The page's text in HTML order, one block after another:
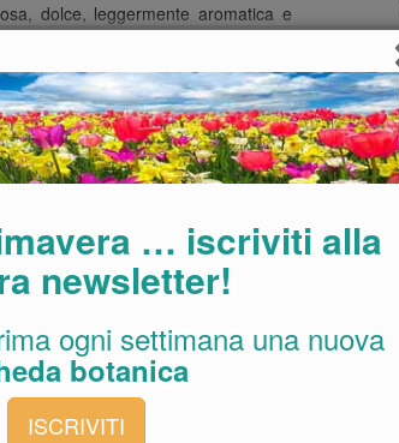
dolce, leggermente aromatica e
a seconda della zona climatica.
che ricorda il gusto della pera.
e sono dolci e succose.
con polpa bianco-crema e
della varietà ´Hosui´.
in zone termiche adatte anche alle
vento e dalla gelate tardive.… iscriviti alla
newsletter!
ogni settimana una nuova
botanica
ISCRIVITI